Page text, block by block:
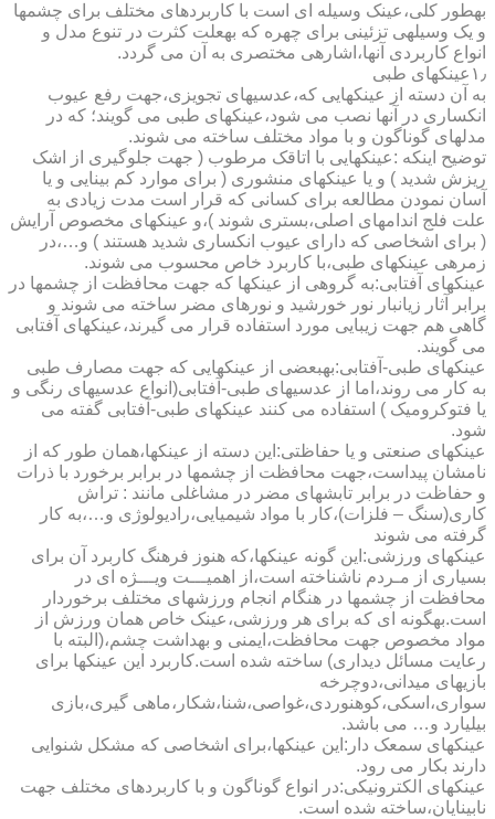
به­طور کلی،عینک وسیله ای است با کاربردهای مختلف برای چشمها
و یک وسیله­ی تزئینی برای چهره که به­علت کثرت در تنوع مدل و
انواع کاربردی آنها،اشاره­ی مختصری به آن می گردد.
۱٫عینکهای طبی
به آن دسته از عینکهایی که،عدسیهای تجویزی،جهت رفع عیوب
انکساری در آنها نصب می شود،عینکهای طبی می گویند؛ که در
مدلهای گوناگون و با مواد مختلف ساخته می شوند.
توضیح اینکه :عینکهایی با اتاقک مرطوب ( جهت جلوگیری از اشک
ریزش شدید ) و یا عینکهای منشوری ( برای موارد کم بینایی و یا
آسان نمودن مطالعه برای کسانی که قرار است مدت زیادی به
علت فلج اندامهای اصلی،بستری شوند )،و عینکهای مخصوص آرایش
( برای اشخاصی که دارای عیوب انکساری شدید هستند ) و…،در
زمره­ی عینکهای طبی،با کاربرد خاص محسوب می شوند.
عینکهای آفتابی:به گروهی از عینکها که جهت محافظت از چشمها در
برابر آثار زیانبار نور خورشید و نورهای مضر ساخته می شوند و
گاهی هم جهت زیبایی مورد استفاده قرار می گیرند،عینکهای آفتابی
می گویند.
عینکهای طبی-آفتابی:به­بعضی از عینکهایی که جهت مصارف طبی
به کار می روند،اما از عدسیهای طبی-آفتابی(انواع عدسیهای رنگی و
یا فتوکرومیک ) استفاده می کنند عینکهای طبی-آفتابی گفته می
شود.
عینکهای صنعتی و یا حفاظتی:این دسته از عینکها،همان طور که از
نامشان پیداست،جهت محافظت از چشمها در برابر برخورد با ذرات
و حفاظت در برابر تابشهای مضر در مشاغلی مانند : تراش
کاری(سنگ – فلزات)،کار با مواد شیمیایی،رادیولوژی و…،به کار
گرفته می شوند
عینکهای ورزشی:این گونه عینکها،که هنوز فرهنگ کاربرد آن برای
بسیاری از مـردم ناشناخته است،از اهمیـــت ویـــژه ای در
محافظت از چشمها در هنگام انجام ورزشهای مختلف برخوردار
است.به­گونه ای که برای هر ورزشی،عینک خاص همان ورزش از
مواد مخصوص جهت محافظت،ایمنی و بهداشت چشم،(البته با
رعایت مسائل دیداری) ساخته شده است.کاربرد این عینکها برای
بازیهای میدانی،دوچرخه
سواری،اسکی،کوهنوردی،غواصی،شنا،شکار،ماهی گیری،بازی
بیلیارد و… می باشد.
عینکهای سمعک دار:این عینکها،برای اشخاصی که مشکل شنوایی
دارند بکار می رود.
عینکهای الکترونیکی:در انواع گوناگون و با کاربردهای مختلف جهت
نابینایان،ساخته شده است.